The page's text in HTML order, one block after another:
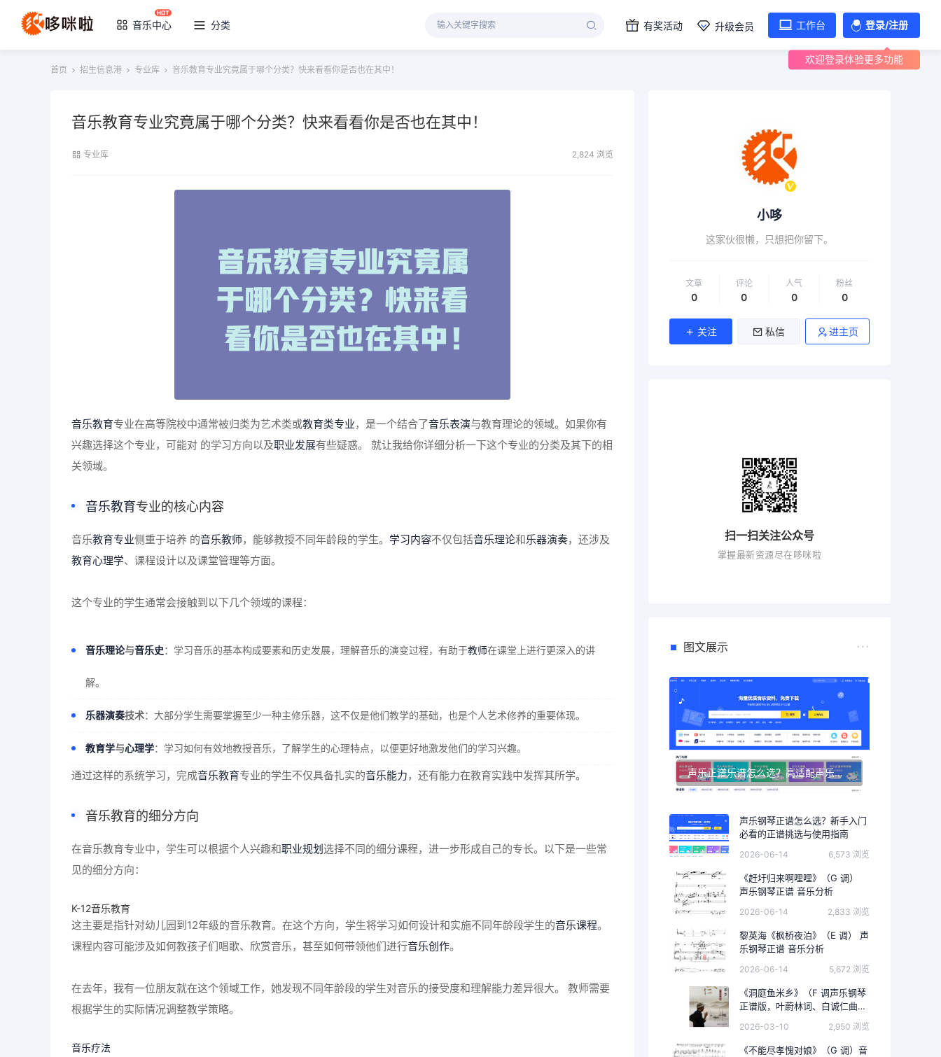
音乐中心 分类 有奖活动 升级会员 工作台 登录/注册
欢迎登录体验更多功能
首页 招生信息港 专业库 音乐教育专业究竟属于哪个分类？快来看看你是否也在其中！
音乐教育专业究竟属于哪个分类？快来看看你是否也在其中！
专业库 2,824 浏览
音乐教育专业在高等院校中通常被归类为艺术类或教育类专业，是一个结合了音乐表演与教育理论的领域。如果你有
兴趣选择这个专业，可能对 的学习方向以及职业发展有些疑惑。 就让我给你详细分析一下这个专业的分类及其下的相
关领域。
音乐教育专业的核心内容
音乐教育专业侧重于培养 的音乐教师，能够教授不同年龄段的学生。 学习内容不仅包括音乐理论和乐器演奏，还涉及
教育心理学、课程设计以及课堂管理等方面。
这个专业的学生通常会接触到以下几个领域的课程：
音乐理论与音乐史：学习音乐的基本构成要素和历史发展，理解音乐的演变过程，有助于教师在课堂上进行更深入的讲
解。
乐器演奏技术：大部分学生需要掌握至少一种主修乐器，这不仅是他们教学的基础，也是个人艺术修养的重要体现。
教育学与心理学：学习如何有效地教授音乐，了解学生的心理特点，以便更好地激发他们的学习兴趣。
通过这样的系统学习，完成音乐教育专业的学生不仅具备扎实的音乐能力，还有能力在教育实践中发挥其所学。
音乐教育的细分方向
在音乐教育专业中，学生可以根据个人兴趣和职业规划选择不同的细分课程，进一步形成自己的专长。以下是一些常
见的细分方向：
K-12音乐教育
这主要是指针对幼儿园到12年级的音乐教育。在这个方向，学生将学习如何设计和实施不同年龄段学生的音乐课程。
课程内容可能涉及如何教孩子们唱歌、欣赏音乐，甚至如何带领他们进行音乐创作。
在去年，我有一位朋友就在这个领域工作，她发现不同年龄段的学生对音乐的接受度和理解能力差异很大。 教师需要
根据学生的实际情况调整教学策略。
音乐疗法
小哆
这家伙很懒，只想把你留下。
文章
0
评论
0
人气
0
粉丝
0
关注 私信 进主页
扫一扫关注公众号
掌握最新资源尽在哆咪啦
图文展示
声乐正谱乐谱怎么选？高适配声乐正谱钢琴伴奏资源推荐
声乐钢琴正谱怎么选？新手入门
必看的正谱挑选与使用指南
2026-06-14 6,573 浏览
《赶圩归来啊哩哩》（G 调）
声乐钢琴正谱 音乐分析
2026-06-14 2,833 浏览
黎英海《枫桥夜泊》（E 调） 声
乐钢琴正谱 音乐分析
2026-06-14 5,672 浏览
《洞庭鱼米乡》（F 调声乐钢琴
正谱版，叶蔚林词、白诚仁曲）
2026-03-10 2,950 浏览
《不能尽孝愧对娘》（G 调）音